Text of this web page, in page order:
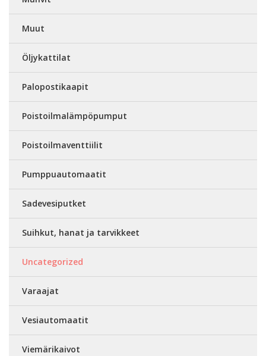
Muut
Öljykattilat
Palopostikaapit
Poistoilmalämpöpumput
Poistoilmaventtiilit
Pumppuautomaatit
Sadevesiputket
Suihkut, hanat ja tarvikkeet
Uncategorized
Varaajat
Vesiautomaatit
Viemärikaivot